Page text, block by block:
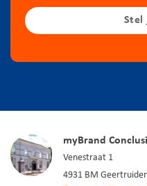
Stel
myBrand
Venestraat 1
4931 BM